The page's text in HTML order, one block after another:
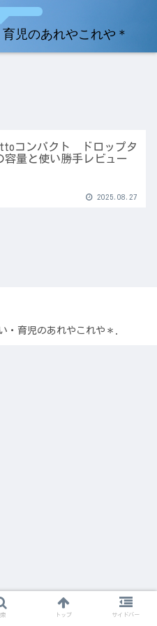
児のあれやこれや＊
コンパクト ドロップタ
容量と使い勝手レビュー
2025.08.27
・育児のあれやこれや＊.
トップ サイドバー